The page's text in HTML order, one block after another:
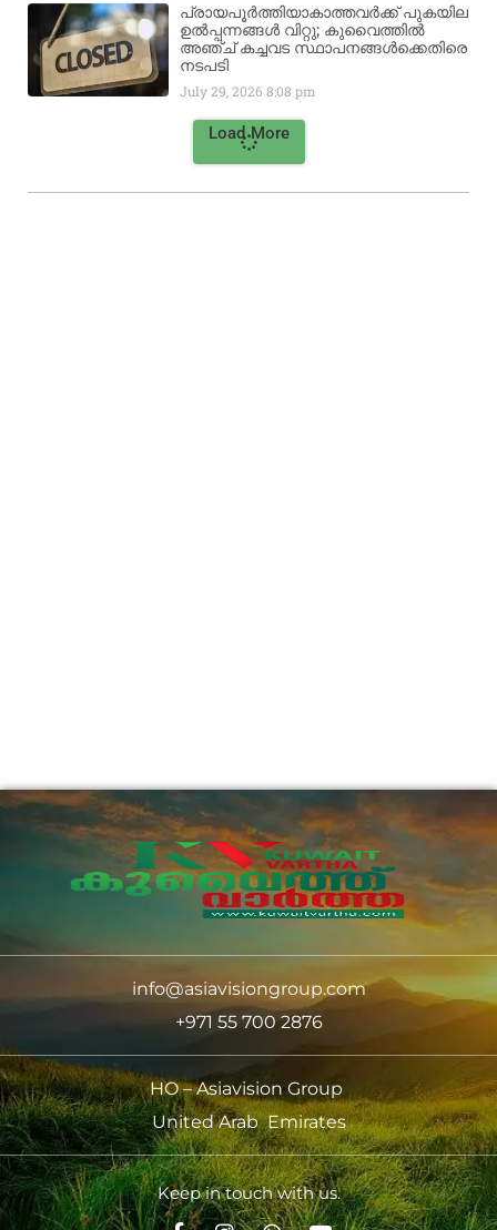
പ്രായപൂർത്തിയാകാത്തവർക്ക് പുകയില
ഉൽപ്പന്നങ്ങൾ വിറ്റു; കുവൈത്തിൽ
അഞ്ച് കച്ചവട സ്ഥാപനങ്ങൾക്കെതിരെ
നടപടി
July 29, 20268:08 pm
Load More
info@asiavisiongroup.com
+971 55 700 2876
HO – Asiavision Group
United Arab Emirates
Keep in touch with us.